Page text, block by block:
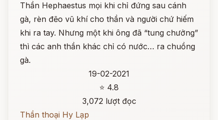
Thần Hephaestus mọi khi chỉ đứng sau cánh
gà, rèn đẽo vũ khí cho thần và người chứ hiếm
khi ra tay. Nhưng một khi ông đã “tung chưởng”
thì các anh thần khác chỉ có nước… ra chuồng
gà.
19-02-2021
⭐ 4.8
3,072 lượt đọc
Thần thoại Hy Lạp